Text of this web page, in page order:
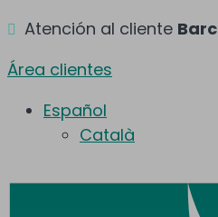
 Atención al cliente
Área clientes
Español
Català